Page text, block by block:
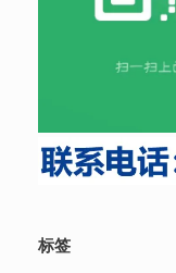
标签